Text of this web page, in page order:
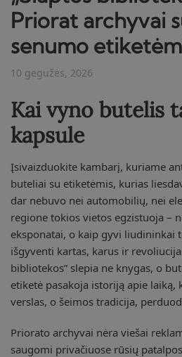
Priorat archyvai
senumo
10 gegužės, 2026
Kai vyno butelis
kapsule
Įsivaizduokite kambarį, kuriame
buteliai su etiketėmis, kurias
dar nebuvo nei automobilių, nei
regione tokios vietos egzistuoja –
eksponatai, o kaip gyvi liudininkai
išgyventi kartas, karus ir
bibliotekos” slepia ne knygas, o
etiketė pasakoja istoriją apie
verslas, o šeimos tradicija,
Priorato archyvai nėra viešai
saugomi privačiuose rūsių